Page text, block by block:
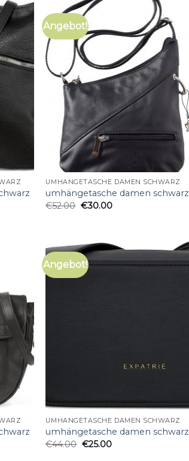
Angebot!
UMHÄNGETASCHE DAMEN SCHWARZ
umhängetasche damen schwarz
€52.00 €30.00
Angebot!
UMHÄNGETASCHE DAMEN SCHWARZ
umhängetasche damen schwarz
€44.00 €25.00